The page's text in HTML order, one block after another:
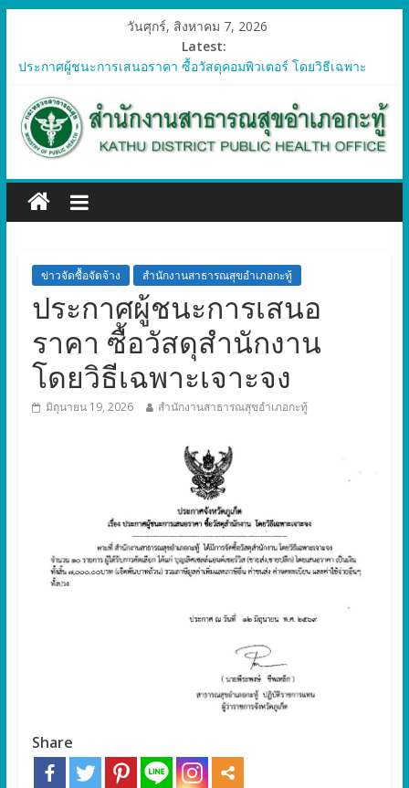
วันศุกร์, สิงหาคม 7, 2026
Latest:
ประกาศผู้ชนะการเสนอราคา ซื้อวัสดุคอมพิวเตอร์ โดยวิธีเฉพาะ
ประกาศผู้ชนะการเสนอราคา จัดซื้อวัสดุทางการแพทย์สำหรับ
โครงการป้องกันควบคุมโรคติดต่อและภัยสุขภาพในแรงงานต่างด้าว
อำเภอกะทู้ ปี 2569
เจาะจง
ประกาศผู้ชนะการเสนอรา ซื้อวัสดุงานบ้านงานครัว โดยวิธีเฉพาะ
เจาะจง
เจาะจงข่าวจัดซื้อจัดจ้าง สำนักงานสาธารณสุขอำเภอกะทู้
ประกาศผู้ชนะการเสนอ
ราคา ซื้อวัสดุสำนักงาน
โดยวิธีเฉพาะเจาะจง
มิถุนายน 19, 2026 สำนักงานสาธารณสุขอำเภอกะทู้
Share